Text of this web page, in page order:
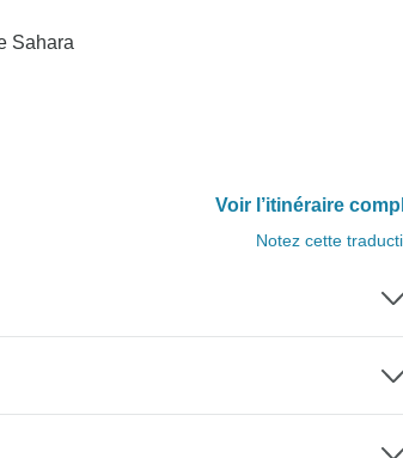
Sahara
Voir l’itinéraire
Notez cette